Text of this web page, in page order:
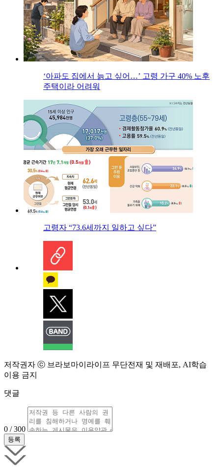
‘아파도 집에서 늙고 싶어…’ 고령 가구 40% 노후
주택이라 어려워
고령자 “73.6세까지 일하고 싶다”
저작권자 ⓒ 브라보마이라이프 무단전재 및 재배포, AI학습
이용 금지
댓글
0 / 300